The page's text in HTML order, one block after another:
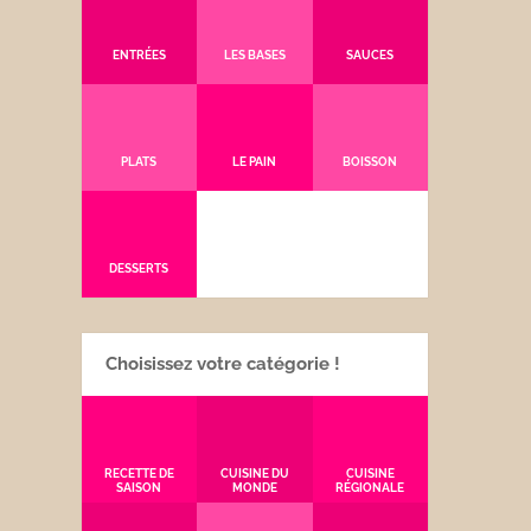
ENTRÉES LES BASES SAUCES
PLATS LE PAIN BOISSON
DESSERTS
Choisissez votre catégorie !
RECETTE DE
SAISON
CUISINE DU
MONDE
CUISINE
RÉGIONALE